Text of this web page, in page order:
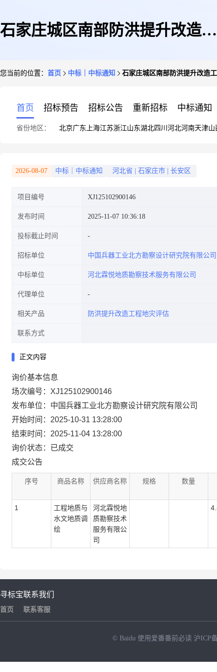
石家庄城区南部防洪提升改造工
您当前的位置： 首页 中标｜中标通知 石家庄城区南部防洪提升改造
首页 招标预告 招标公告 重新招标 中标通知
省份地区： 北京广东 上海江苏浙江山东湖北四川 河北河南天津山
2026-08-07 中标｜中标通知 河北省 石家庄市 长安区
项目编号 XJ125102900146
发布时间 2025-11-07 10:36:18
投标截止时间
招标单位 中国兵器工业北方勘察设计研究院有限公司
中标单位 河北霖悦地质勘察技术服务有限公司
代理单位
相关产品 防洪提升改造工程地灾评估
联系方式
正文内容
询价基本信息
场次编号：XJ125102900146
发布单位：中国兵器工业北方勘察设计研究院有限公司
开始时间：2025-10-31 13:28:00
结束时间：2025-11-04 13:28:00
询价状态：已成交
成交公告
序号 商品名称 供应商名称 规格 数量
1
工程地质与
水文地质调
绘
河北霖悦地
质勘察技术
服务有限公
司
寻标宝
首页
联系我们
联系客服
© Baidu 使用爱番番前必读 沪ICP